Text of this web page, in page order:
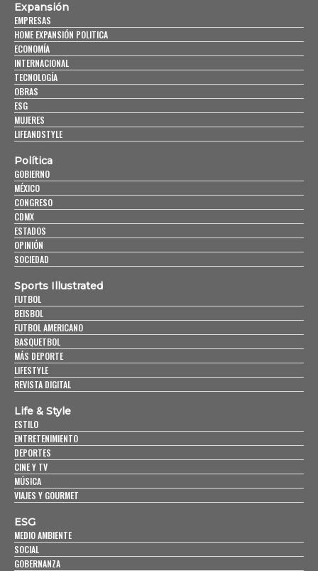
Expansión
EMPRESAS
HOME EXPANSIÓN POLITICA
ECONOMÍA
INTERNACIONAL
TECNOLOGÍA
OBRAS
ESG
MUJERES
LIFEANDSTYLE
Política
GOBIERNO
MÉXICO
CONGRESO
CDMX
ESTADOS
OPINIÓN
SOCIEDAD
Sports Illustrated
FUTBOL
BEISBOL
FUTBOL AMERICANO
BASQUETBOL
MÁS DEPORTE
LIFESTYLE
REVISTA DIGITAL
Life & Style
ESTILO
ENTRETENIMIENTO
DEPORTES
CINE Y TV
MÚSICA
VIAJES Y GOURMET
ESG
MEDIO AMBIENTE
SOCIAL
GOBERNANZA